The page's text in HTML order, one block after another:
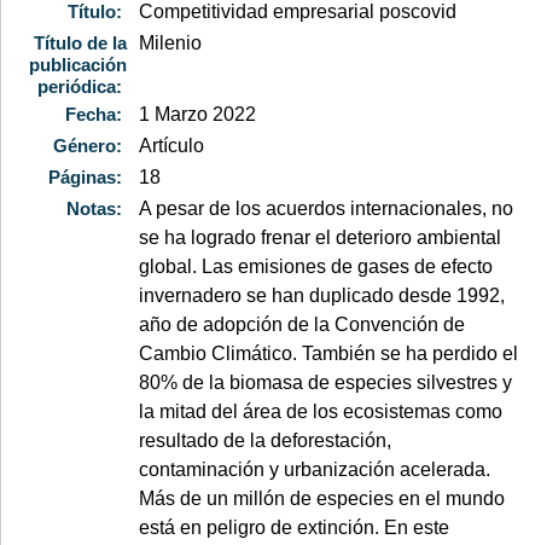
Título:
Competitividad empresarial poscovid
Título de la
publicación
periódica:
Milenio
Fecha:
1 Marzo 2022
Género:
Artículo
Páginas:
18
Notas:
A pesar de los acuerdos internacionales, no
se ha logrado frenar el deterioro ambiental
global. Las emisiones de gases de efecto
invernadero se han duplicado desde 1992,
año de adopción de la Convención de
Cambio Climático. También se ha perdido el
80% de la biomasa de especies silvestres y
la mitad del área de los ecosistemas como
resultado de la deforestación,
contaminación y urbanización acelerada.
Más de un millón de especies en el mundo
está en peligro de extinción. En este